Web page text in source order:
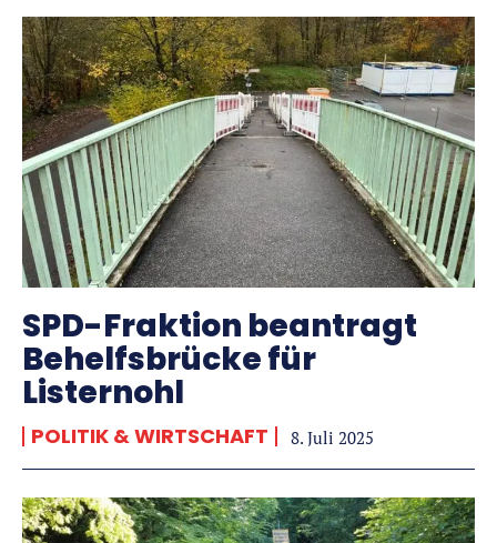
SPD-Fraktion beantragt
Behelfsbrücke für
Listernohl
POLITIK & WIRTSCHAFT 8. Juli 2025